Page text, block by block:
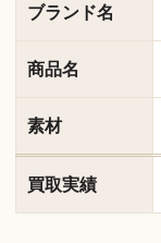
ブランド名
商品名
素材
買取実績